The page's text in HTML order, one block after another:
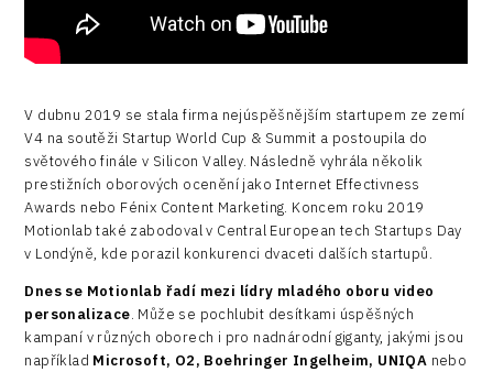
V dubnu 2019 se stala firma nejúspěšnějším startupem ze zemí
V4 na soutěži Startup World Cup & Summit a postoupila do
světového finále v Silicon Valley. Následně vyhrála několik
prestižních oborových ocenění jako Internet Effectivness
Awards nebo Fénix Content Marketing. Koncem roku 2019
Motionlab také zabodoval v Central European tech Startups Day
v Londýně, kde porazil konkurenci dvaceti dalších startupů.
Dnes se Motionlab řadí mezi lídry mladého oboru video
personalizace. Může se pochlubit desítkami úspěšných
kampaní v různých oborech i pro nadnárodní giganty, jakými jsou
například Microsoft, O2, Boehringer Ingelheim, UNIQA nebo